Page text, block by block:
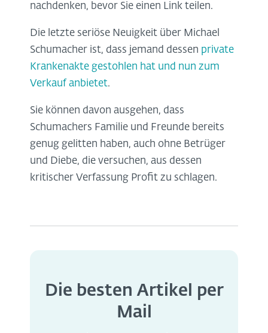
nachdenken, bevor Sie einen Link teilen.
Die letzte seriöse Neuigkeit über Michael
Schumacher ist, dass jemand dessen private
Krankenakte gestohlen hat und nun zum
Verkauf anbietet.
Sie können davon ausgehen, dass
Schumachers Familie und Freunde bereits
genug gelitten haben, auch ohne Betrüger
und Diebe, die versuchen, aus dessen
kritischer Verfassung Profit zu schlagen.
Die besten Artikel per
Mail